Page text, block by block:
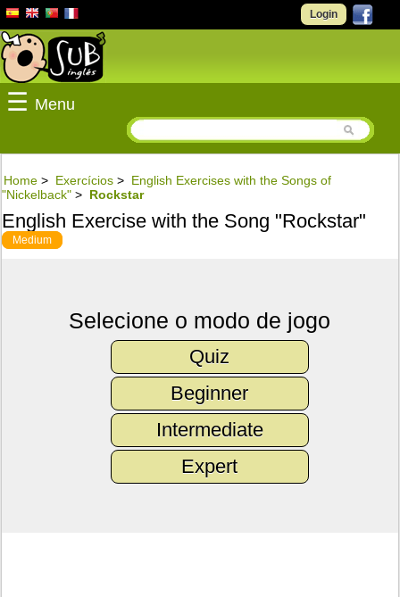
Login
☰ Menu
Home > Exercícios > English Exercises with the Songs of
"Nickelback" > Rockstar
English Exercise with the Song "Rockstar"
Medium
Selecione o modo de jogo
Quiz
Beginner
Intermediate
Expert